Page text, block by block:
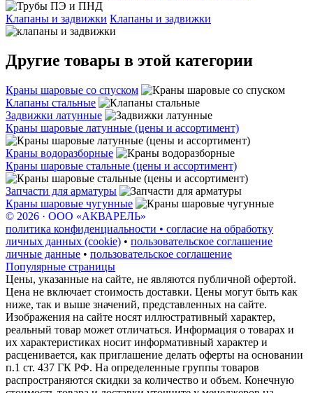
Клапаны и задвижки Клапаны и задвижки
Другие товары в этой категории
Краны шаровые со спуском
Клапаны стальные
Задвижки латунные
Краны шаровые латунные (цены и ассортимент)
Краны водоразборные
Краны шаровые стальные (цены и ассортимент)
Запчасти для арматуры
Краны шаровые чугунные
© 2026 · ООО «АКВАРЕЛЬ»
политика конфиденциальности • согласие на обработку
личных данных (cookie) • пользовательское соглашение
личные данные • пользовательское соглашение
Популярные страницы
Цены, указанные на сайте, не являются публичной офертой.
Цена не включает стоимость доставки. Цены могут быть как
ниже, так и выше значений, представленных на сайте.
Изображения на сайте носят иллюстративный характер,
реальный товар может отличаться. Информация о товарах и
их характеристиках носит информативный характер и
расценивается, как приглашение делать оферты на основании
п.1 ст. 437 ГК РФ. На определенные группы товаров
распространяются скидки за количество и объем. Конечную